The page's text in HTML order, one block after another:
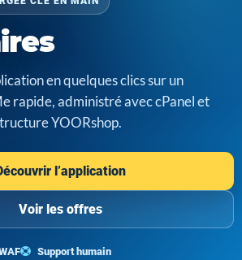
en quelques clics sur un
rapide, administré avec cPanel et
YOORshop.
l’application
Voir les offres
Support humain